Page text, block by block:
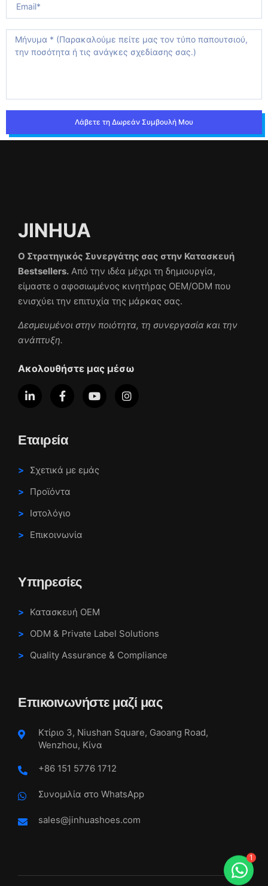
Λάβετε τη Δωρεάν Συμβουλή Μου
JINHUA
Ο Στρατηγικός Συνεργάτης σας στην Κατασκευή
Bestsellers. Από την ιδέα μέχρι τη δημιουργία,
είμαστε ο αφοσιωμένος κινητήρας OEM/ODM που
ενισχύει την επιτυχία της μάρκας σας.
Δεσμευμένοι στην ποιότητα, τη συνεργασία και την
ανάπτυξη.
Ακολουθήστε μας μέσω
Εταιρεία
Σχετικά με εμάς
Προϊόντα
Ιστολόγιο
Επικοινωνία
Υπηρεσίες
Κατασκευή OEM
ODM & Private Label Solutions
Quality Assurance & Compliance
Επικοινωνήστε μαζί μας
Κτίριο 3, Niushan Square, Gaoang Road,
Wenzhou, Κίνα
+86 151 5776 1712
Συνομιλία στο WhatsApp
sales@jinhuashoes.com